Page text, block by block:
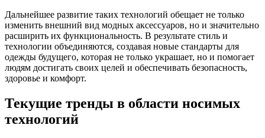
Дальнейшее развитие таких технологий обещает не только
изменить внешний вид модных аксессуаров, но и значительно
расширить их функциональность. В результате стиль и
технологии объединяются, создавая новые стандарты для
одежды будущего, которая не только украшает, но и помогает
людям достигать своих целей и обеспечивать безопасность,
здоровье и комфорт.
Текущие тренды в области носимых
технологий